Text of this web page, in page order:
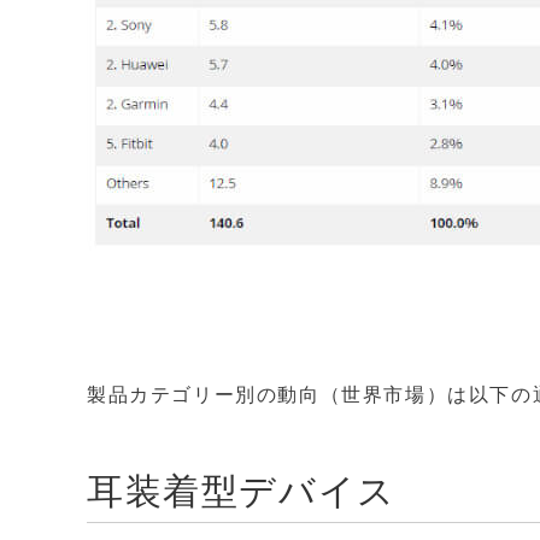
製品カテゴリー別の動向（世界市場）は以下の
耳装着型デバイス